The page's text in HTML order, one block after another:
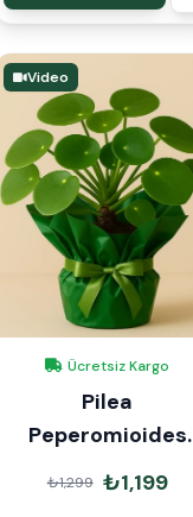
Video
Ücretsiz Kargo
Pilea
Peperomioides
Para Çiçeği Hediye
Paketli
₺1,299 ₺1,199